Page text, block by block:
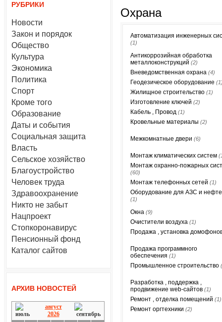
РУБРИКИ
Новости
Закон и порядок
Общество
Культура
Экономика
Политика
Спорт
Кроме того
Образование
Даты и события
Социальная защита
Власть
Сельское хозяйство
Благоустройство
Человек труда
Здравоохранение
Никто не забыт
Нацпроект
Стопкоронавирус
Пенсионный фонд
Каталог сайтов
АРХИВ НОВОСТЕЙ
август
2026
Охрана
Автоматизация инженерных
(1)
Антикоррозийная обработка
металлоконструкций (2)
Вневедомственная охрана (4)
Геодезическое оборудование
Жилищное строительство (1)
Изготовление ключей (2)
Кабель , Провод (1)
Кровельные материалы (2)
Межкомнатные двери (6)
Монтаж климатических систем
Монтаж охранно-пожарных
(60)
Монтаж телефонных сетей (1)
Оборудование для АЗС и
(1)
Окна (9)
Очистители воздуха (1)
Продажа , установка
Продажа программного
обеспечения (1)
Промышленное строительство
Разработка , поддержка ,
продвижение web-сайтов (1)
Ремонт , отделка помещений (1)
Ремонт оргтехники (2)